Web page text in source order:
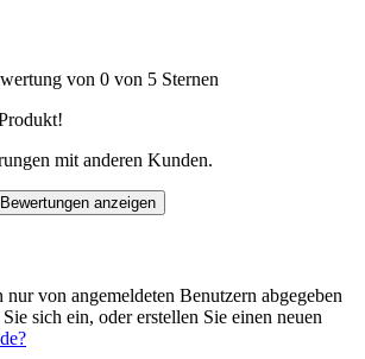
von 0 von 5 Sternen
mit anderen Kunden.
Bewertungen anzeigen
von angemeldeten Benutzern abgegeben
sich ein, oder erstellen Sie einen neuen